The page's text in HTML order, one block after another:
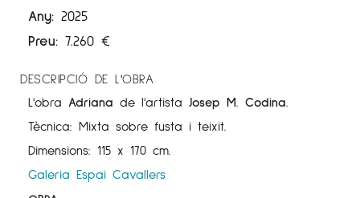
Any: 2025
Preu: 7.260 €
DESCRIPCIÓ DE L'OBRA
L'obra Adriana de l'artista Josep M. Codina
Tècnica: Mixta sobre fusta i teixit.
Dimensions: 115 x 170 cm.
Galeria Espai Cavallers